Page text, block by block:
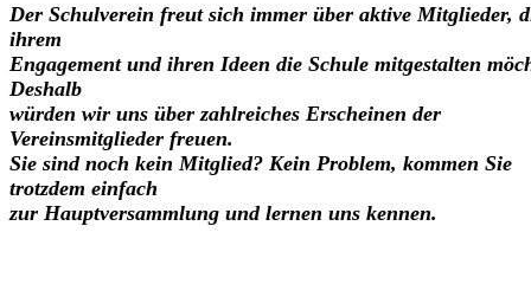
Der Schulverein freut sich immer über aktive Mitglieder,
ihrem
Engagement und ihren Ideen die Schule mitgestalten
Deshalb
würden wir uns über zahlreiches Erscheinen der
Vereinsmitglieder freuen.
Sie sind noch kein Mitglied? Kein Problem, kommen Sie
trotzdem einfach
zur Hauptversammlung und lernen uns kennen.